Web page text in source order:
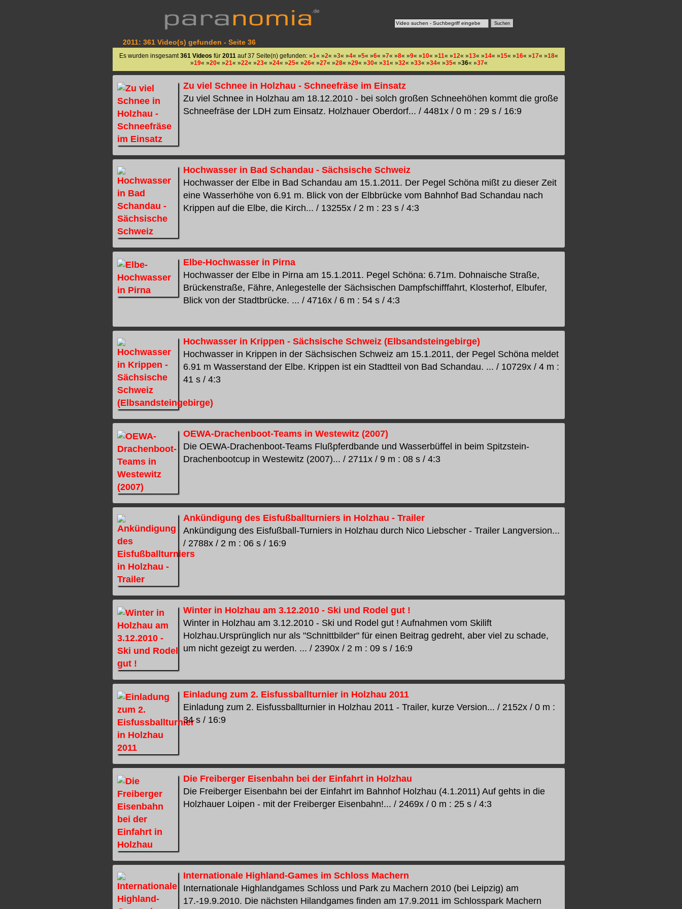
2011: 361 Video(s) gefunden - Seite 36
Es wurden insgesamt361 Videos für 2011 auf 37 Seite(n) gefunden: »1« »2« »3« »4« »5« »6« »7« »8« »9« »10« »11« »12« »13« »14« »15« »16« »17« »18«
»19« »20« »21« »22« »23« »24« »25« »26« »27« »28« »29« »30« »31« »32« »33« »34« »35« »36« »37«
Zu viel Schnee in Holzhau - Schneefräse im Einsatz
Zu viel Schnee in Holzhau am 18.12.2010 - bei solch großen Schneehöhen kommt die große
Schneefräse der LDH zum Einsatz. Holzhauer Oberdorf... / 4481x / 0 m : 29 s / 16:9
Hochwasser in Bad Schandau - Sächsische Schweiz
Hochwasser der Elbe in Bad Schandau am 15.1.2011. Der Pegel Schöna mißt zu dieser Zeit
eine Wasserhöhe von 6.91 m. Blick von der Elbbrücke vom Bahnhof Bad Schandau nach
Krippen auf die Elbe, die Kirch... / 13255x / 2 m : 23 s / 4:3
Elbe-Hochwasser in Pirna
Hochwasser der Elbe in Pirna am 15.1.2011. Pegel Schöna: 6.71m. Dohnaische Straße,
Brückenstraße, Fähre, Anlegestelle der Sächsischen Dampfschifffahrt, Klosterhof, Elbufer,
Blick von der Stadtbrücke. ... / 4716x / 6 m : 54 s / 4:3
Hochwasser in Krippen - Sächsische Schweiz (Elbsandsteingebirge)
Hochwasser in Krippen in der Sächsischen Schweiz am 15.1.2011, der Pegel Schöna meldet
6.91 m Wasserstand der Elbe. Krippen ist ein Stadtteil von Bad Schandau. ... / 10729x / 4 m :
41 s / 4:3
OEWA-Drachenboot-Teams in Westewitz (2007)
Die OEWA-Drachenboot-Teams Flußpferdbande und Wasserbüffel in beim Spitzstein-
Drachenbootcup in Westewitz (2007)... / 2711x / 9 m : 08 s / 4:3
Ankündigung des Eisfußballturniers in Holzhau - Trailer
Ankündigung des Eisfußball-Turniers in Holzhau durch Nico Liebscher - Trailer Langversion...
/ 2788x / 2 m : 06 s / 16:9
Winter in Holzhau am 3.12.2010 - Ski und Rodel gut !
Winter in Holzhau am 3.12.2010 - Ski und Rodel gut ! Aufnahmen vom Skilift
Holzhau.Ursprünglich nur als "Schnittbilder" für einen Beitrag gedreht, aber viel zu schade,
um nicht gezeigt zu werden. ... / 2390x / 2 m : 09 s / 16:9
Einladung zum 2. Eisfussballturnier in Holzhau 2011
Einladung zum 2. Eisfussballturnier in Holzhau 2011 - Trailer, kurze Version... / 2152x / 0 m :
34 s / 16:9
Die Freiberger Eisenbahn bei der Einfahrt in Holzhau
Die Freiberger Eisenbahn bei der Einfahrt im Bahnhof Holzhau (4.1.2011) Auf gehts in die
Holzhauer Loipen - mit der Freiberger Eisenbahn!... / 2469x / 0 m : 25 s / 4:3
Internationale Highland-Games im Schloss Machern
Internationale Highlandgames Schloss und Park zu Machern 2010 (bei Leipzig) am
17.-19.9.2010. Die nächsten Hilandgames finden am 17.9.2011 im Schlosspark Machern